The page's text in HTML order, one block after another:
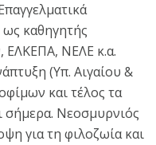
καθηγητής
ΕΛΚΕΠΑ, ΝΕΛΕ κ.α.
(Υπ. Αιγαίου &
και τέλος τα
σήμερα. Νεοσμυρνιός
για τη φιλοζωία και